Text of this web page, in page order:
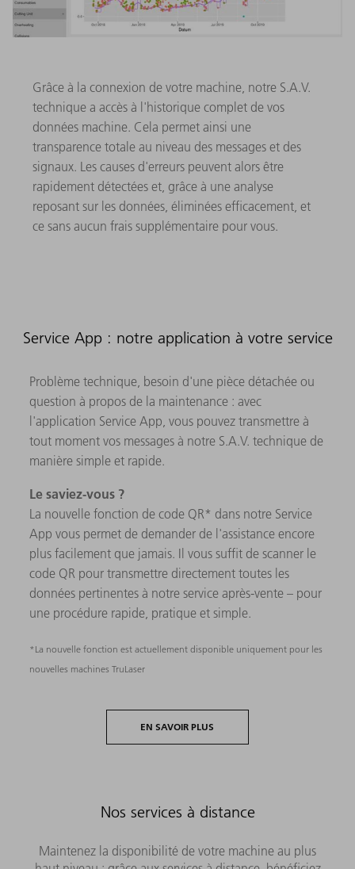
Grâce à la connexion de votre machine, notre S.A.V.
technique a accès à l'historique complet de vos
données machine. Cela permet ainsi une
transparence totale au niveau des messages et des
signaux. Les causes d'erreurs peuvent alors être
rapidement détectées et, grâce à une analyse
reposant sur les données, éliminées efficacement, et
ce sans aucun frais supplémentaire pour vous.
Service App : notre application à votre service
Problème technique, besoin d'une pièce détachée ou
question à propos de la maintenance : avec
l'application Service App, vous pouvez transmettre à
tout moment vos messages à notre S.A.V. technique de
manière simple et rapide.
Le saviez-vous ?
La nouvelle fonction de code QR* dans notre Service
App vous permet de demander de l'assistance encore
plus facilement que jamais. Il vous suffit de scanner le
code QR pour transmettre directement toutes les
données pertinentes à notre service après-vente – pour
une procédure rapide, pratique et simple.
*La nouvelle fonction est actuellement disponible uniquement pour les
nouvelles machines TruLaser
EN SAVOIR PLUS
Nos services à distance
Maintenez la disponibilité de votre machine au plus